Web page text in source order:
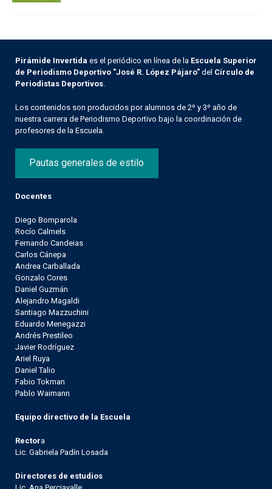
Pirámide Invertida es el periódico en línea de la Escuela Superior
de Periodismo Deportivo "José R. López Pájaro" del Círculo de
Periodistas Deportivos
Los contenidos son producidos por alumnos de 2º y 3º año de
nuestra carrera de Periodismo Deportivo bajo la coordinación de
profesores de la Escuela.
Pautas generales de estilo
Docentes
Diego Bomparola
Rocío Calmels
Fernando Candeias
Carlos Cánepa
Andrea Carballada
Gonzalo Cores
Daniel Guzmán
Alejandro Magaldi
Santiago Mazzuchini
Eduardo Menegazzi
Andrés Prestileo
Javier Rodríguez
Ariel Ruya
Daniel Talio
Fabio Tokman
Pablo Waimann
Equipo directivo de la Escuela
Rectora
Lic. Gabriela Padín Losada
Directores de estudios